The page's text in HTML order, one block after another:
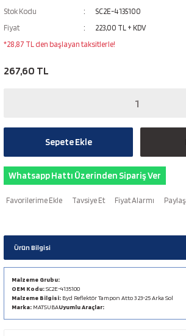
Stok Kodu
SC2E-4135100
Fiyat
223,00 TL + KDV
*28,87 TL den başlayan taksitlerle!
267,60 TL
Sepete Ekle
Whatsapp Hattı Üzerinden Sipariş Ver
Tavsiye Et Fiyat Alarmı Paylaş
Ürün Bilgisi
Malzeme Grubu:
OEM Kodu:SC2E-4135100
Malzeme Bilgisi: Byd Reflektör Tampon Atto 3 23-25 Arka Sol
Marka: MATSUBAUyumlu Araçlar: